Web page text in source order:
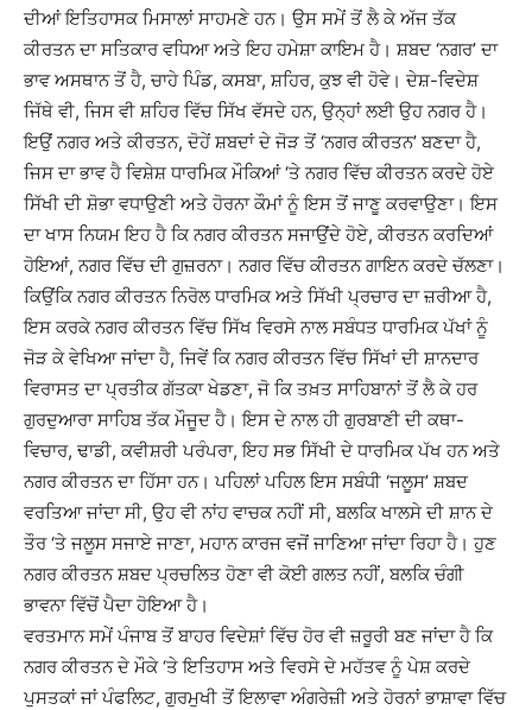
ਦੀਆਂ ਇਤਿਹਾਸਕ ਮਿਸਾਲਾਂ ਸਾਹਮਣੇ ਹਨ। ਉਸ ਸਮੇਂ ਤੋਂ ਲੈ ਕੇ ਅੱਜ ਤੱਕ
ਕੀਰਤਨ ਦਾ ਸਤਿਕਾਰ ਵਧਿਆ ਅਤੇ ਇਹ ਹਮੇਸ਼ਾ ਕਾਇਮ ਹੈ। ਸ਼ਬਦ ‘ਨਗਰ’ ਦਾ
ਭਾਵ ਅਸਥਾਨ ਤੋਂ ਹੈ, ਚਾਹੇ ਪਿੰਡ, ਕਸਬਾ, ਸ਼ਹਿਰ, ਕੁਝ ਵੀ ਹੋਵੇ। ਦੇਸ਼-ਵਿਦੇਸ਼
ਜਿੱਥੇ ਵੀ, ਜਿਸ ਵੀ ਸ਼ਹਿਰ ਵਿੱਚ ਸਿੱਖ ਵੱਸਦੇ ਹਨ, ਉਨ੍ਹਾਂ ਲਈ ਉਹ ਨਗਰ ਹੈ।
ਇਉਂ ਨਗਰ ਅਤੇ ਕੀਰਤਨ, ਦੋਹੇਂ ਸ਼ਬਦਾਂ ਦੇ ਜੋੜ ਤੋਂ ‘ਨਗਰ ਕੀਰਤਨ’ ਬਣਦਾ ਹੈ,
ਜਿਸ ਦਾ ਭਾਵ ਹੈ ਵਿਸ਼ੇਸ਼ ਧਾਰਮਿਕ ਮੌਕਿਆਂ ‘ਤੇ ਨਗਰ ਵਿੱਚ ਕੀਰਤਨ ਕਰਦੇ ਹੋਏ
ਸਿੱਖੀ ਦੀ ਸ਼ੋਭਾ ਵਧਾਉਣੀ ਅਤੇ ਹੋਰਨਾ ਕੌਮਾਂ ਨੂੰ ਇਸ ਤੋਂ ਜਾਣੂ ਕਰਵਾਉਣਾ। ਇਸ
ਦਾ ਖਾਸ ਨਿਯਮ ਇਹ ਹੈ ਕਿ ਨਗਰ ਕੀਰਤਨ ਸਜਾਉਂਦੇ ਹੋਏ, ਕੀਰਤਨ ਕਰਦਿਆਂ
ਹੋਇਆਂ, ਨਗਰ ਵਿੱਚ ਦੀ ਗੁਜ਼ਰਨਾ। ਨਗਰ ਵਿੱਚ ਕੀਰਤਨ ਗਾਇਨ ਕਰਦੇ ਚੱਲਣਾ।
ਕਿਉਂਕਿ ਨਗਰ ਕੀਰਤਨ ਨਿਰੋਲ ਧਾਰਮਿਕ ਅਤੇ ਸਿੱਖੀ ਪ੍ਰਚਾਰ ਦਾ ਜ਼ਰੀਆ ਹੈ,
ਇਸ ਕਰਕੇ ਨਗਰ ਕੀਰਤਨ ਵਿੱਚ ਸਿੱਖ ਵਿਰਸੇ ਨਾਲ ਸਬੰਧਤ ਧਾਰਮਿਕ ਪੱਖਾਂ ਨੂੰ
ਜੋੜ ਕੇ ਵੇਖਿਆ ਜਾਂਦਾ ਹੈ, ਜਿਵੇਂ ਕਿ ਨਗਰ ਕੀਰਤਨ ਵਿੱਚ ਸਿੱਖਾਂ ਦੀ ਸ਼ਾਨਦਾਰ
ਵਿਰਾਸਤ ਦਾ ਪ੍ਰਤੀਕ ਗੱਤਕਾ ਖੇਡਣਾ, ਜੋ ਕਿ ਤਖ਼ਤ ਸਾਹਿਬਾਨਾਂ ਤੋਂ ਲੈ ਕੇ ਹਰ
ਗੁਰਦੁਆਰਾ ਸਾਹਿਬ ਤੱਕ ਮੌਜੂਦ ਹੈ। ਇਸ ਦੇ ਨਾਲ ਹੀ ਗੁਰਬਾਣੀ ਦੀ ਕਥਾ-
ਵਿਚਾਰ, ਢਾਡੀ, ਕਵੀਸ਼ਰੀ ਪਰੰਪਰਾ, ਇਹ ਸਭ ਸਿੱਖੀ ਦੇ ਧਾਰਮਿਕ ਪੱਖ ਹਨ ਅਤੇ
ਨਗਰ ਕੀਰਤਨ ਦਾ ਹਿੱਸਾ ਹਨ। ਪਹਿਲਾਂ ਪਹਿਲ ਇਸ ਸਬੰਧੀ ‘ਜਲੂਸ’ ਸ਼ਬਦ
ਵਰਤਿਆ ਜਾਂਦਾ ਸੀ, ਉਹ ਵੀ ਨਾਂਹ ਵਾਚਕ ਨਹੀਂ ਸੀ, ਬਲਕਿ ਖਾਲਸੇ ਦੀ ਸ਼ਾਨ ਦੇ
ਤੌਰ ‘ਤੇ ਜਲੂਸ ਸਜਾਏ ਜਾਣਾ, ਮਹਾਨ ਕਾਰਜ ਵਜੋਂ ਜਾਣਿਆ ਜਾਂਦਾ ਰਿਹਾ ਹੈ। ਹੁਣ
ਨਗਰ ਕੀਰਤਨ ਸ਼ਬਦ ਪ੍ਰਚਲਿਤ ਹੋਣਾ ਵੀ ਕੋਈ ਗਲਤ ਨਹੀਂ, ਬਲਕਿ ਚੰਗੀ
ਭਾਵਨਾ ਵਿੱਚੋਂ ਪੈਦਾ ਹੋਇਆ ਹੈ।
ਵਰਤਮਾਨ ਸਮੇਂ ਪੰਜਾਬ ਤੋਂ ਬਾਹਰ ਵਿਦੇਸ਼ਾਂ ਵਿੱਚ ਹੋਰ ਵੀ ਜ਼ਰੂਰੀ ਬਣ ਜਾਂਦਾ ਹੈ ਕਿ
ਨਗਰ ਕੀਰਤਨ ਦੇ ਮੌਕੇ ‘ਤੇ ਇਤਿਹਾਸ ਅਤੇ ਵਿਰਸੇ ਦੇ ਮਹੱਤਵ ਨੂੰ ਪੇਸ਼ ਕਰਦੇ
ਪੁਸਤਕਾਂ ਜਾਂ ਪੰਫਲਿਟ, ਗੁਰਮੁਖੀ ਤੋਂ ਇਲਾਵਾ ਅੰਗਰੇਜ਼ੀ ਅਤੇ ਹੋਰਨਾਂ ਭਾਸ਼ਾਵਾ ਵਿੱਚ